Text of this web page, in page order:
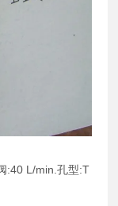
:40 L/min.孔型:T